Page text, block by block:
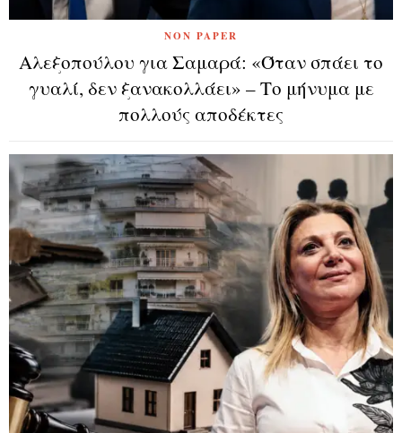
NON PAPER
Αλεξοπούλου για Σαμαρά: «Όταν σπάει το
γυαλί, δεν ξανακολλάει» – Το μήνυμα με
πολλούς αποδέκτες